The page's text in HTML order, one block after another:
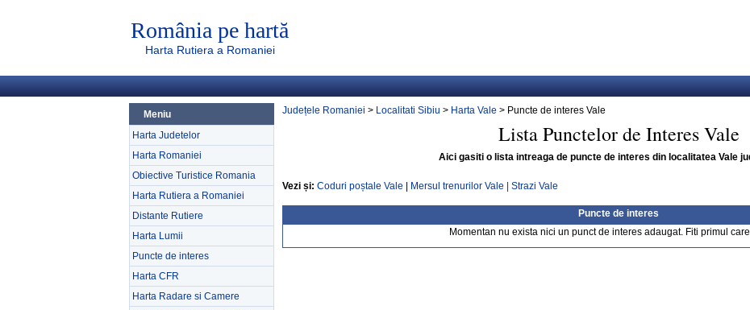
România pe hartă
Harta Rutiera a Romaniei
Meniu
Harta Judetelor
Harta Romaniei
Obiective Turistice Romania
Harta Rutiera a Romaniei
Distante Rutiere
Harta Lumii
Puncte de interes
Harta CFR
Harta Radare si Camere
Județele Romaniei > Localitati Sibiu > Harta Vale > Puncte de interes Vale
Lista Punctelor de Interes Vale
Aici gasiti o lista intreaga de puncte de interes din localitatea Vale
Vezi și: Coduri poștale Vale Mersul trenurilor Vale | Strazi Vale
Puncte de interes
Momentan nu exista nici un punct de interes adaugat. Fiti primul